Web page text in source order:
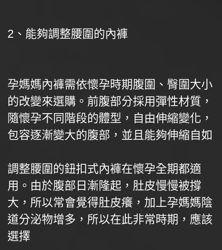
2、能夠調整腰圍的內褲
孕媽媽內褲需依懷孕時期腹圍、臀圍大小
的改變來選購。前腹部分採用彈性材質，
隨懷孕不同階段的體型，自由伸縮變化，
包容逐漸變大的腹部，並且能夠伸縮自如
調整腰圍的鈕扣式內褲在懷孕全期都適
用。由於腹部日漸隆起，肚皮慢慢被撐
大，所以常會覺得肚皮癢，加上孕媽媽陰
道分泌物增多，所以在此非常時期，應該
選擇